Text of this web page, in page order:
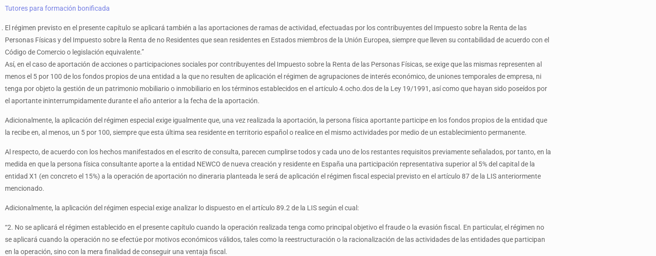
Tutores para formación bonificada
El régimen previsto en el presente capítulo se aplicará también a las aportaciones de ramas de actividad, efectuadas por los contribuyentes del Impuesto sobre la Renta de las
Personas Físicas y del Impuesto sobre la Renta de no Residentes que sean residentes en Estados miembros de la Unión Europea, siempre que lleven su contabilidad de acuerdo con el
Código de Comercio o legislación equivalente.”
Así, en el caso de aportación de acciones o participaciones sociales por contribuyentes del Impuesto sobre la Renta de las Personas Físicas, se exige que las mismas representen al
menos el 5 por 100 de los fondos propios de una entidad a la que no resulten de aplicación el régimen de agrupaciones de interés económico, de uniones temporales de empresa, ni
tenga por objeto la gestión de un patrimonio mobiliario o inmobiliario en los términos establecidos en el artículo 4.ocho.dos de la Ley 19/1991, así como que hayan sido poseídos por
el aportante ininterrumpidamente durante el año anterior a la fecha de la aportación.
Adicionalmente, la aplicación del régimen especial exige igualmente que, una vez realizada la aportación, la persona física aportante participe en los fondos propios de la entidad que
la recibe en, al menos, un 5 por 100, siempre que esta última sea residente en territorio español o realice en el mismo actividades por medio de un establecimiento permanente.
Al respecto, de acuerdo con los hechos manifestados en el escrito de consulta, parecen cumplirse todos y cada uno de los restantes requisitos previamente señalados, por tanto, en la
medida en que la persona física consultante aporte a la entidad NEWCO de nueva creación y residente en España una participación representativa superior al 5% del capital de la
entidad X1 (en concreto el 15%) a la operación de aportación no dineraria planteada le será de aplicación el régimen fiscal especial previsto en el artículo 87 de la LIS anteriormente
mencionado.
Adicionalmente, la aplicación del régimen especial exige analizar lo dispuesto en el artículo 89.2 de la LIS según el cual:
“2. No se aplicará el régimen establecido en el presente capítulo cuando la operación realizada tenga como principal objetivo el fraude o la evasión fiscal. En particular, el régimen no
se aplicará cuando la operación no se efectúe por motivos económicos válidos, tales como la reestructuración o la racionalización de las actividades de las entidades que participan
en la operación, sino con la mera finalidad de conseguir una ventaja fiscal.